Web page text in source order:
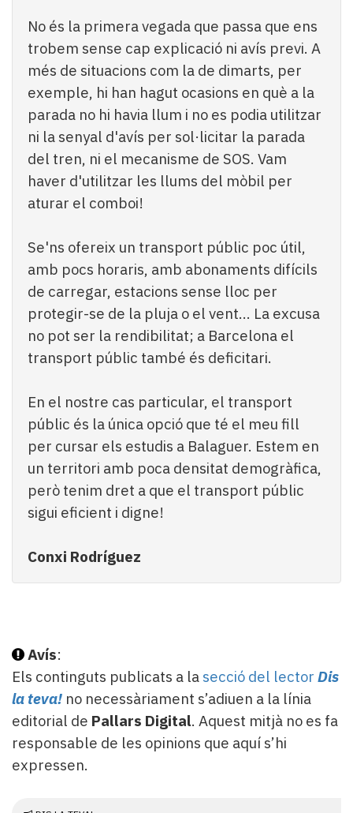
No és la primera vegada que passa que ens
trobem sense cap explicació ni avís previ. A
més de situacions com la de dimarts, per
exemple, hi han hagut ocasions en què a la
parada no hi havia llum i no es podia utilitzar
ni la senyal d'avís per sol·licitar la parada
del tren, ni el mecanisme de SOS. Vam
haver d'utilitzar les llums del mòbil per
aturar el comboi!
Se'ns ofereix un transport públic poc útil,
amb pocs horaris, amb abonaments difícils
de carregar, estacions sense lloc per
protegir-se de la pluja o el vent... La excusa
no pot ser la rendibilitat; a Barcelona el
transport públic també és deficitari.
En el nostre cas particular, el transport
públic és la única opció que té el meu fill
per cursar els estudis a Balaguer. Estem en
un territori amb poca densitat demogràfica,
però tenim dret a que el transport públic
sigui eficient i digne!
Conxi Rodríguez
Avís:
Els continguts publicats a la secció del lector Dis
la teva! no necessàriament s’adiuen a la línia
editorial de Pallars Digital. Aquest mitjà no es fa
responsable de les opinions que aquí s’hi
expressen.